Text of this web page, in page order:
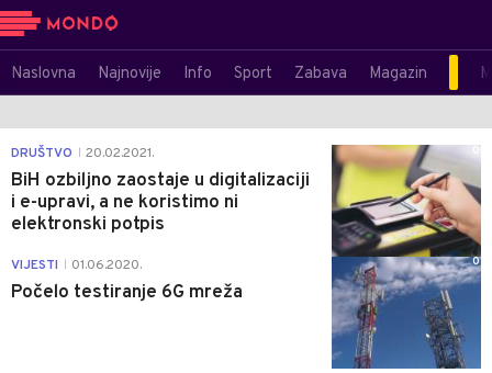
Naslovna Najnovije Info Sport Zabava Magazin
DRUŠTVO 20.02.2021.
BiH ozbiljno zaostaje u digitalizaciji
i e-upravi, a ne koristimo ni
elektronski potpis
0
VIJESTI 01.06.2020.
Počelo testiranje 6G mreža
0